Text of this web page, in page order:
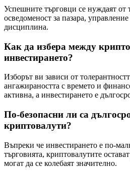
Успешните търговци се нуждаят от
осведоменост за пазара,
дисциплина.
Как да избера между
инвестирането?
Изборът ви зависи от
ангажираността с времето и
активна, а инвестирането е
По-безопасни ли са
криптовалути?
Въпреки че инвестирането е по-
търговията, криптовалутите
могат да се колебаят значително.